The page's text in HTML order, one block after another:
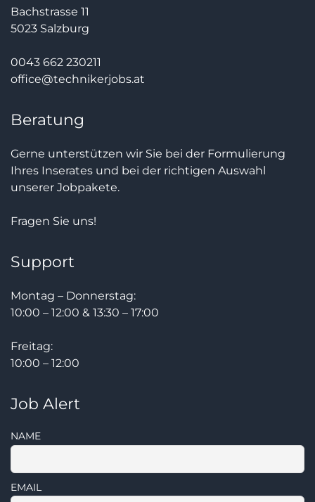
Bachstrasse 11
5023 Salzburg
0043 662 230211
office@technikerjobs.at
Beratung
Gerne unterstützen wir Sie bei der Formulierung
Ihres Inserates und bei der richtigen Auswahl
unserer Jobpakete.
Fragen Sie uns!
Support
Montag – Donnerstag:
10:00 – 12:00 & 13:30 – 17:00
Freitag:
10:00 – 12:00
Job Alert
NAME
EMAIL